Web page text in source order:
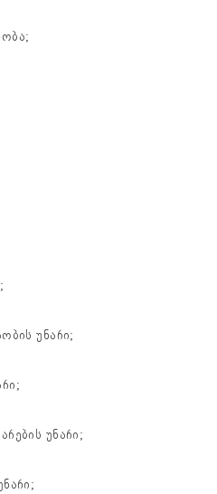
უნარი;
უნარი;